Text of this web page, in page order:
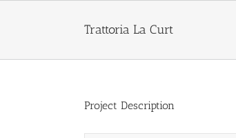
Trattoria La Curt
Project Description